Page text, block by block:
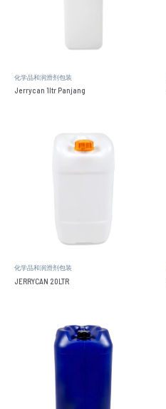
化学品和润滑剂包装
Jerrycan 1ltr Panjang
化学品和润滑剂包装
JERRYCAN 20LTR